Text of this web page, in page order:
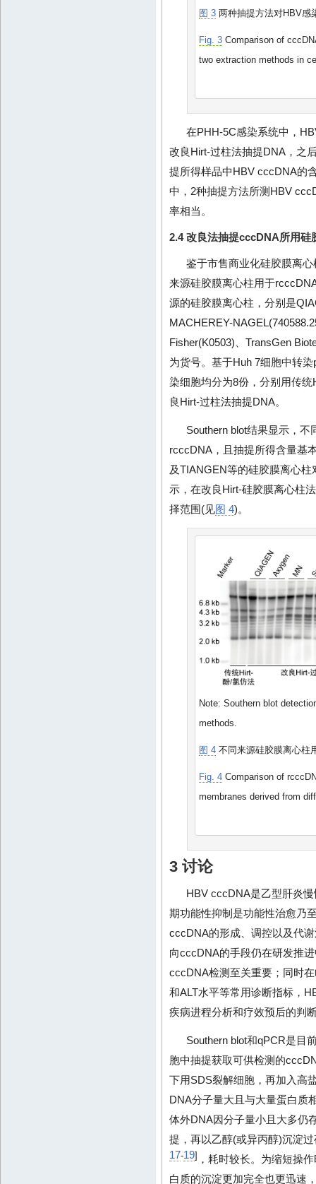
图 3两种抽提方法对HBV感
Fig. 3Comparison of
two extraction methods in
在PHH-5C感染系统中，
改良Hirt-过柱法抽提DNA，之
提所得样品中HBV cccDNA的
中，2种抽提方法所测HBV
率相当。
2.4 改良法抽提cccDNA所用硅
鉴于市售商业化硅胶膜离
来源硅胶膜离心柱用于
源的硅胶膜离心柱，分别是
MACHEREY-
Fisher(K0503)、TransGen
为货号。基于Huh 7细胞中转
染细胞均分为8份，分别用传
良Hirt-过柱法抽提DNA。
Southern blot结果显示，
rcccDNA，且抽提所得含量基
及TIANGEN等的硅胶膜离心
示，在改良Hirt-硅胶膜离心柱
择范围(见图 4)。
Note: Southern blot
methods.
图 4不同来源硅胶膜离心柱
Fig. 4Comparison of
membranes derived from
3 讨论
HBV cccDNA是乙型肝炎
期功能性抑制是功能性治愈乃
cccDNA的形成、调控以及代
向cccDNA的手段仍在研发推
cccDNA检测至关重要；同时
和ALT水平等常用诊断指标，
疾病进程分析和疗效预后的判
Southern blot和qPCR是目
胞中抽提获取可供检测的
下用SDS裂解细胞，再加入高
DNA分子量大且与大量蛋白质
体外DNA因分子量小且大多仍
提，再以乙醇(或异丙醇)沉淀
17-19] ，耗时较长。为缩短操
白质的沉淀更加完全也更迅速